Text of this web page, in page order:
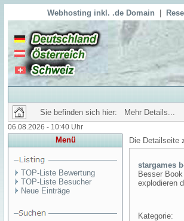
Webhosting inkl. .de Domain
Sie befinden sich hier: Mehr Details...
06.08.2026 - 10:40 Uhr
Menü
TOP-Liste Bewertung
TOP-Liste Besucher
Neue Einträge
Die Detailseite
stargames
Besser
explodieren
Kategorie: